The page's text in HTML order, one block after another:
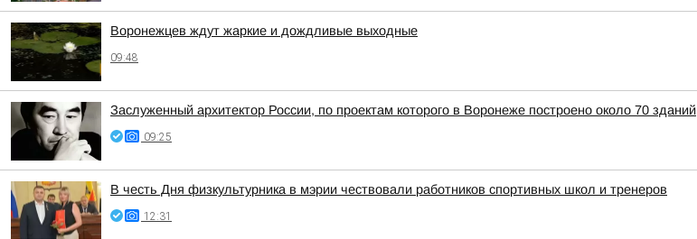
Воронежцев ждут жаркие и дождливые выходные
09:48
Заслуженный архитектор России, по проектам которого в Воронеже построено около 70 зданий
09:25
В честь Дня физкультурника в мэрии чествовали работников спортивных школ и тренеров
12:31